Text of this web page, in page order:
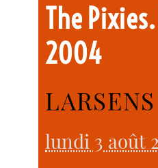
The
2004
lundi 3 août